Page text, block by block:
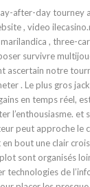
after-day tourney
, video
, three-
survivre
ascertain notre
. Le plus gros
en temps réel,
l’enthousiasme. et
peut approche le
bout une clair
sont organisés
technologies de